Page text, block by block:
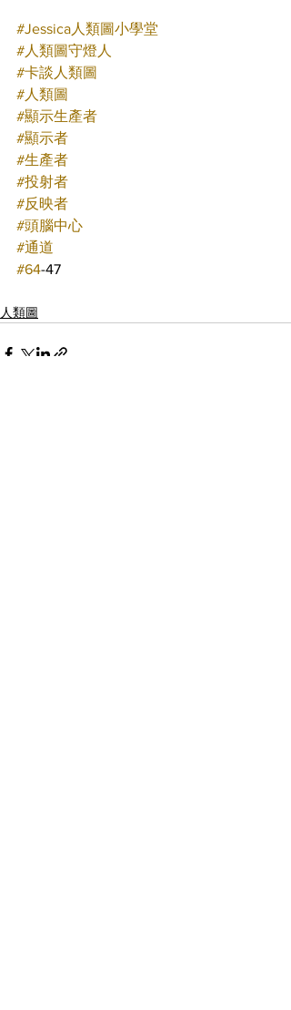
#Jessica人類圖小學堂
#人類圖守燈人
#卡談人類圖
#人類圖
#顯示生產者
#顯示者
#生產者
#投射者
#反映者
#頭腦中心
#通道
#64-47
人類圖